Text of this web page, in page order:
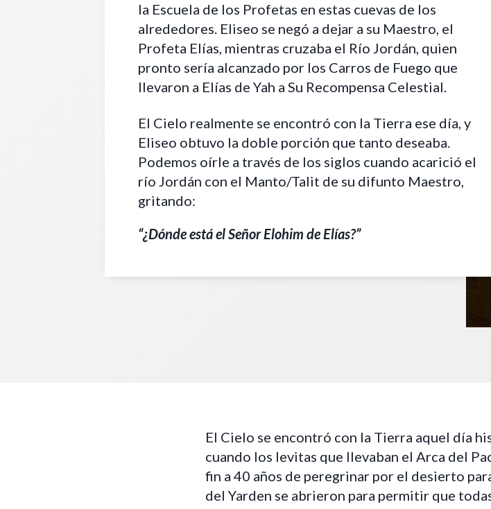
la Escuela de los Profetas en estas cuevas de los
alrededores. Eliseo se negó a dejar a su Maestro, el
Profeta Elías, mientras cruzaba el Río Jordán, quien
pronto sería alcanzado por los Carros de Fuego que
llevaron a Elías de Yah a Su Recompensa Celestial.
El Cielo realmente se encontró con la Tierra ese día, y
Eliseo obtuvo la doble porción que tanto deseaba.
Podemos oírle a través de los siglos cuando acarició el
río Jordán con el Manto/Talit de su difunto Maestro,
gritando:
“¿Dónde está el Señor Elohim de Elías?”
El Cielo se encontró con la Tierra aquel día
cuando los levitas que llevaban el Arca del
fin a 40 años de peregrinar por el desierto
del Yarden se abrieron para permitir que